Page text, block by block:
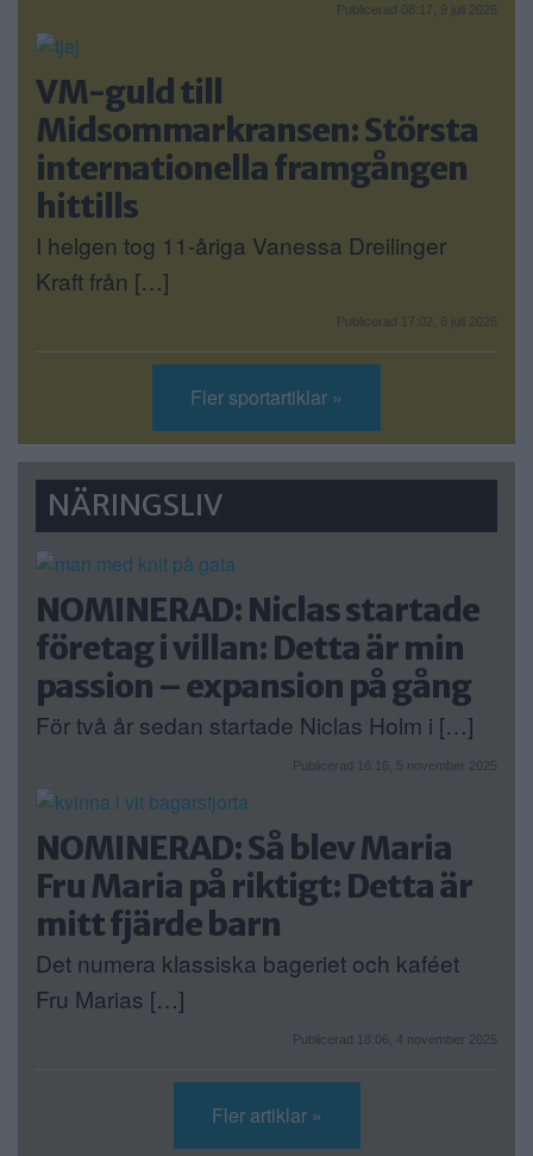
Publicerad 08:17, 9 juli 2026
VM-guld till
Midsommarkransen: Största
internationella framgången
hittills
I helgen tog 11-åriga Vanessa Dreilinger
Kraft från […]
Publicerad 17:02, 6 juli 2026
Fler sportartiklar »
NÄRINGSLIV
NOMINERAD: Niclas startade
företag i villan: Detta är min
passion – expansion på gång
För två år sedan startade Niclas Holm i […]
Publicerad 16:16, 5 november 2025
NOMINERAD: Så blev Maria
Fru Maria på riktigt: Detta är
mitt fjärde barn
Det numera klassiska bageriet och kaféet
Fru Marias […]
Publicerad 18:06, 4 november 2025
Fler artiklar »